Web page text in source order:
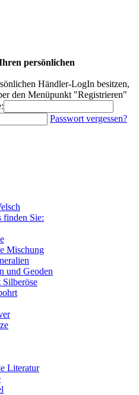
persönlichen
Händler-LogIn besitzen,
den Menüpunkt "Registrieren"
Passwort vergessen?
finden Sie:
Mischung
und Geoden
Literatur